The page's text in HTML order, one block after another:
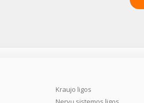
Kraujo ligos